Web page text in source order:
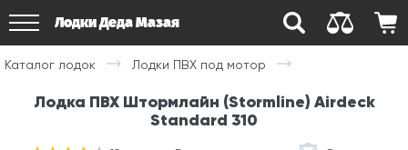
Лодки Деда Мазая
Каталог лодок Лодки ПВХ под мотор
Лодка ПВХ Штормлайн (Stormline) Airdeck
Standard 310